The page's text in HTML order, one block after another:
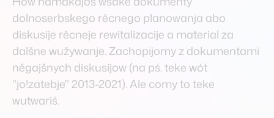
Team & Gremien
team & gremiuma
Downloads
downloady
dolnoserbskego rěcnego planowanja abo
diskusije rěcneje rewitalizacije a material za
dalšne wužywanje. Zachopijomy z dokumentami
něgajšnych diskusijow (na pś. teke wót
"jo!zatebje" 2013-2021). Ale comy to teke
wutwariś.